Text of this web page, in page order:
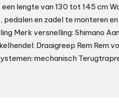
lengte van 130 tot 145 cm
en zadel te monteren
Merk versnelling: Shimano
Draaigreep Rem Rem
mechanisch